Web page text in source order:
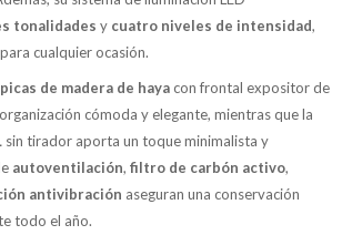
tonalidades y cuatro niveles de intensidad,
cualquier ocasión.
de madera de hayacon frontal expositor de
cómoda y elegante, mientras que la
sin tirador aporta un toque minimalista y
autoventilación, filtro de carbón activo,
antivibración aseguran una conservación
todo el año.